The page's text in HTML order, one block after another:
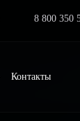
8 800 350
Контакты